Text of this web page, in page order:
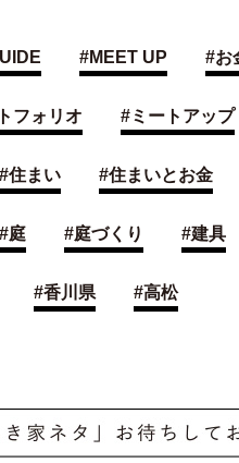
#MEET UP #お
フォリオ #ミートアップ
#住まい #住まいとお金
#庭 #庭づくり #建具
#香川県 #高松